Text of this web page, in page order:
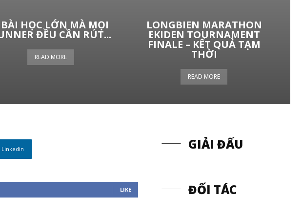
HỌC LỚN MÀ MỌI
ĐỀU CẦN RÚT...
READ MORE
LONGBIEN MARATHON
EKIDEN TOURNAMENT
FINALE – KẾT QUẢ TẠM
THỜI
READ MORE
Linkedin
LIKE
GIẢI ĐẤU
ĐỐI TÁC